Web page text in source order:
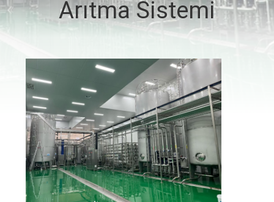
KALITE
BIZIMLE
ILETIŞIME
GEÇIN
HABERLER
Arıtma Sistemi